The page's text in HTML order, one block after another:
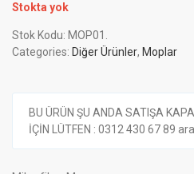
Stokta yok
Stok Kodu: MOP01 .
Categories: Diğer Ürünler, Moplar
BU ÜRÜN ŞU ANDA SATIŞA
İÇİN LÜTFEN : 0312 430 67 89